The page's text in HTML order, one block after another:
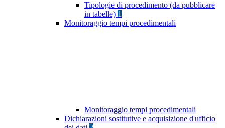
Tipologie di procedimento (da pubblicare
in tabelle) 1
Monitoraggio tempi procedimentali
Monitoraggio tempi procedimentali
Dichiarazioni sostitutive e acquisizione d'ufficio